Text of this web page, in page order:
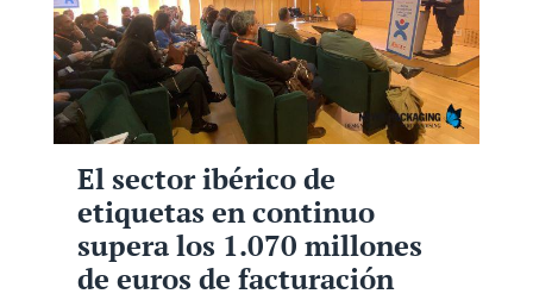
El sector ibérico de
etiquetas en continuo
supera los 1.070 millones
de euros de facturación